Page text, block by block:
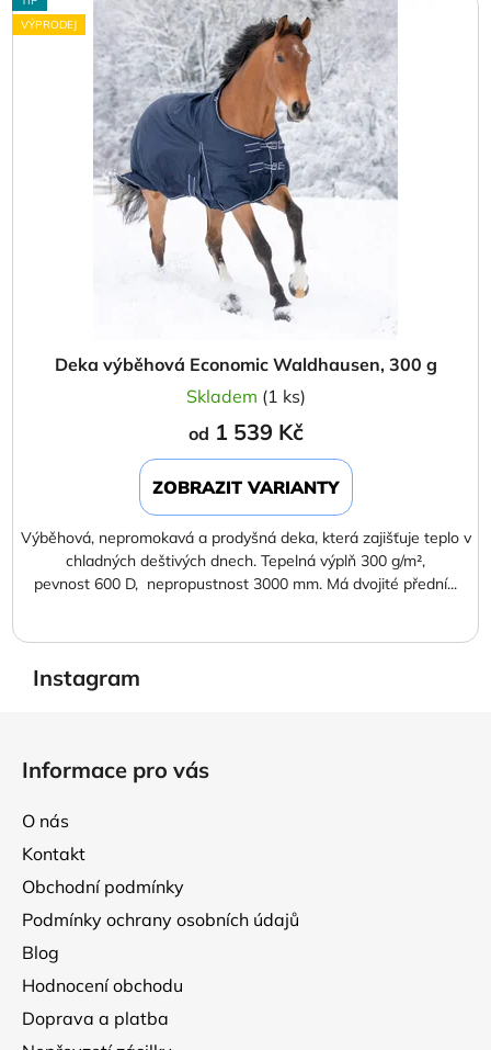
VÝPRODEJ
Deka výběhová Economic Waldhausen, 300 g
Skladem (1 ks)
od 1 539 Kč
ZOBRAZIT VARIANTY
Výběhová, nepromokavá a prodyšná deka, která zajišťuje teplo v
chladných deštivých dnech. Tepelná výplň 300 g/m²,
pevnost 600 D, nepropustnost 3000 mm. Má dvojité přední...
Instagram
Informace pro vás
O nás
Kontakt
Obchodní podmínky
Podmínky ochrany osobních údajů
Blog
Hodnocení obchodu
Doprava a platba